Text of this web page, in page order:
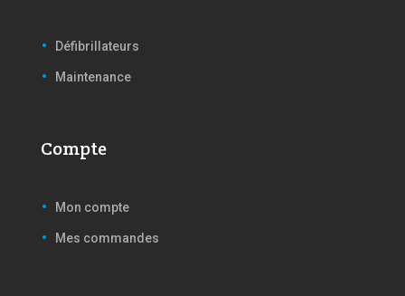
Défibrillateurs
Maintenance
Compte
Mon compte
Mes commandes